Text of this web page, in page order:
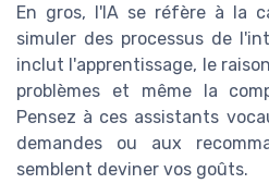
En gros, l'IA se réfère à la
simuler des processus de
inclut l'apprentissage, le
problèmes et même la
Pensez à ces assistants
demandes ou aux
semblent deviner vos goûts.